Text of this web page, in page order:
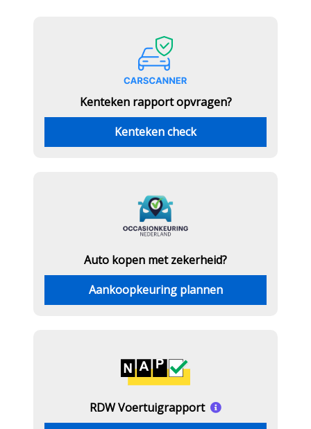
Kenteken rapport opvragen?
Kenteken check
Auto kopen met zekerheid?
Aankoopkeuring plannen
RDW Voertuigrapport